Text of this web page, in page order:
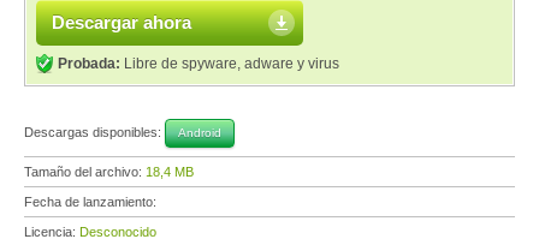
Descargar ahora
Probada: Libre de spyware, adware y virus
Descargas disponibles: Android
Tamaño del archivo: 18,4 MB
Fecha de lanzamiento:
Licencia: Desconocido